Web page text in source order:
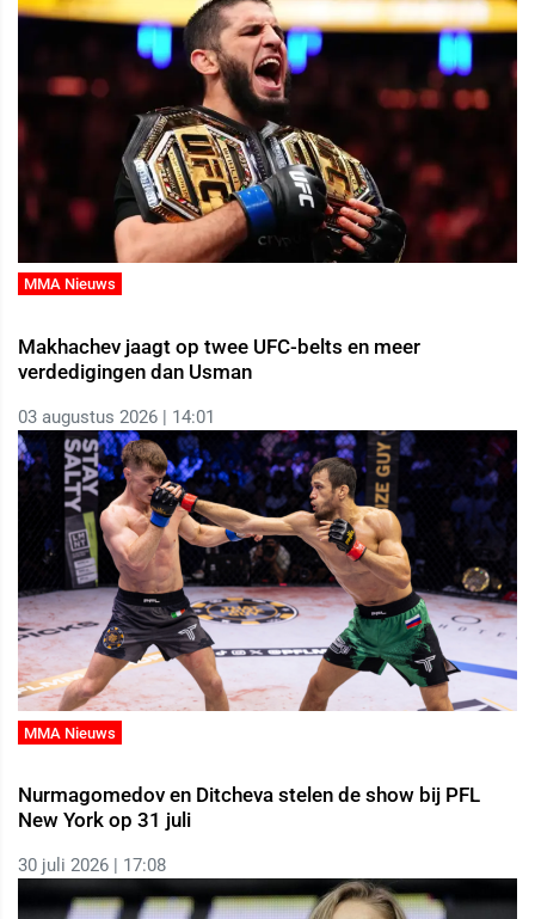
MMA Nieuws
Makhachev jaagt op twee UFC-belts en meer
verdedigingen dan Usman
03 augustus 2026 | 14:01
MMA Nieuws
Nurmagomedov en Ditcheva stelen de show bij PFL
New York op 31 juli
30 juli 2026 | 17:08